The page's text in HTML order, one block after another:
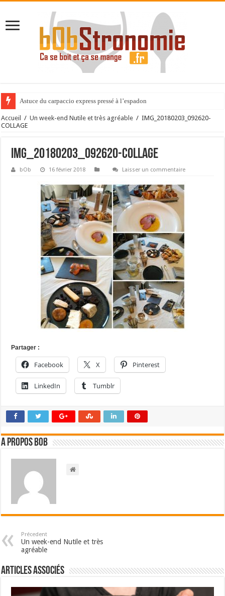
Astuce du carpaccio express pressé à l’espadon
Accueil / Un week-end Nutile et très agréable / IMG_20180203_092620-
COLLAGE
IMG_20180203_092620-COLLAGE
bOb 16 février 2018 Laisser un commentaire
Partager :
Facebook X Pinterest
LinkedIn Tumblr
A propos bOb
Précedent
Un week-end Nutile et très
agréable
Articles associés